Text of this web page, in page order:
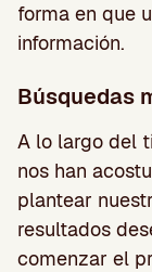
forma en que
información.
Búsquedas
A lo largo del
nos han
plantear
resultados
comenzar el